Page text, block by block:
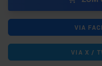
VIA
VIA X /